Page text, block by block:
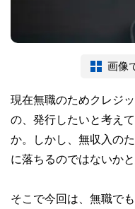
画像
現在無職のためクレジ
の、発行したいと考え
か。しかし、無収入の
に落ちるのではないか
そこで今回は、無職で